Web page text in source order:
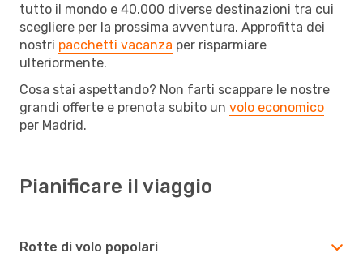
tutto il mondo e 40.000 diverse destinazioni tra cui
scegliere per la prossima avventura. Approfitta dei
nostri pacchetti vacanza per risparmiare
ulteriormente.
Cosa stai aspettando? Non farti scappare le nostre
grandi offerte e prenota subito un volo economico
per Madrid.
Pianificare il viaggio
Rotte di volo popolari